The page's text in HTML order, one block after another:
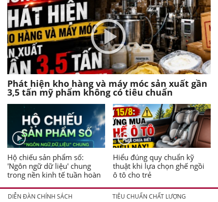
Phát hiện kho hàng và máy móc sản xuất gần
3,5 tấn mỹ phẩm không có tiêu chuẩn
Hộ chiếu sản phẩm số:
'Ngôn ngữ dữ liệu' chung
trong nền kinh tế tuần hoàn
Hiểu đúng quy chuẩn kỹ
thuật khi lựa chọn ghế ngồi
ô tô cho trẻ
DIỄN ĐÀN CHÍNH SÁCH
TIÊU CHUẨN CHẤT LƯỢNG